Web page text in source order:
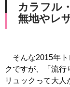
カラフル
無地やレ
そんな2015年ト
クですが、「流
リュックって大人